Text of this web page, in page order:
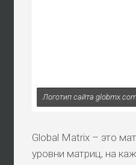
Логотип сайта
Global Matrix – это
уровни матриц, на